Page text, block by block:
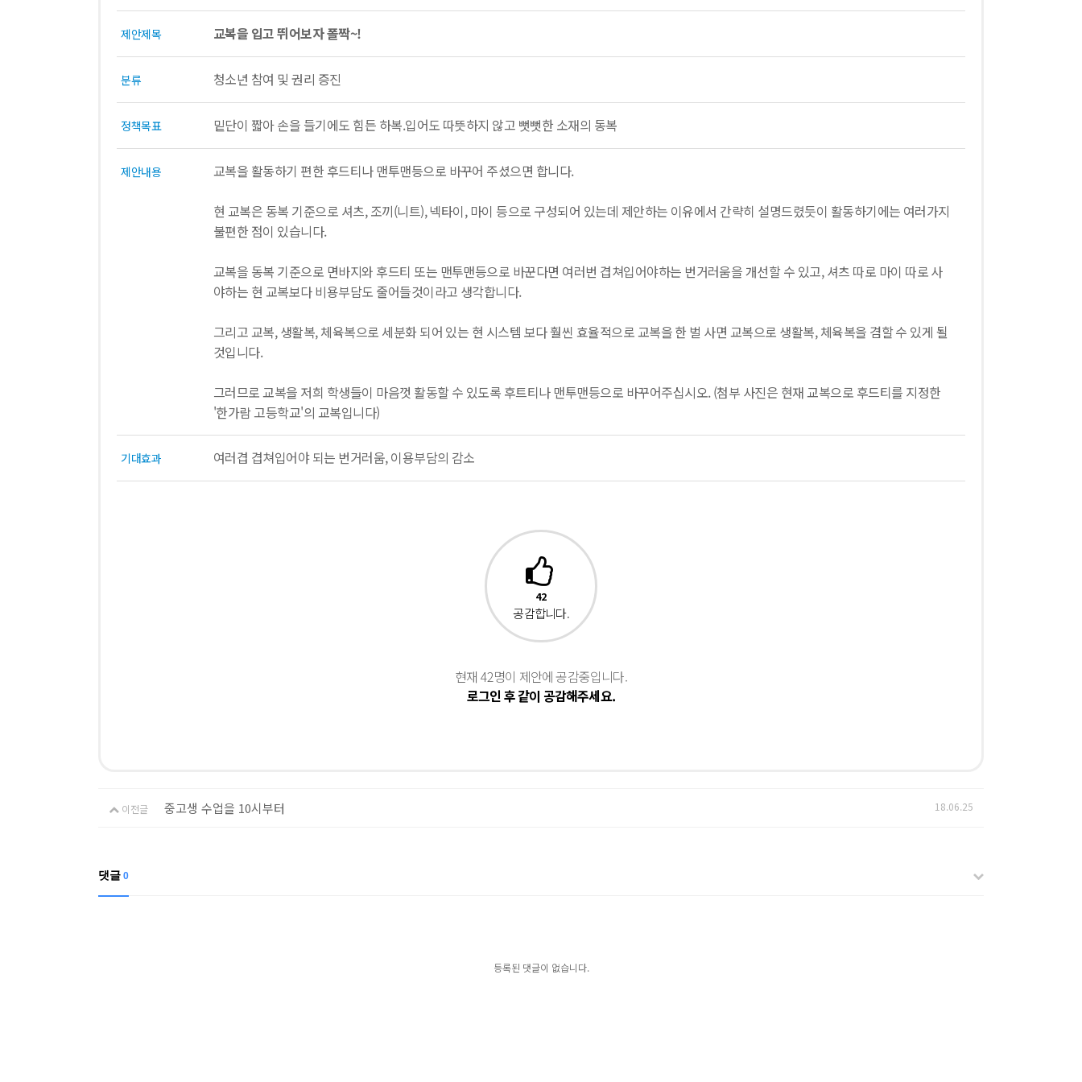
제안제목 교복을 입고 뛰어보자 폴짝~!
분류 청소년 참여 및 권리 증진
정책목표 밑단이 짧아 손을 들기에도 힘든 하복.입어도 따뜻하지 않고 뻣뻣한 소재의 동복
제안내용 교복을 활동하기 편한 후드티나 맨투맨등으로 바꾸어 주셨으면 합니다.
현 교복은 동복 기준으로 셔츠, 조끼(니트), 넥타이, 마이 등으로 구성되어 있는데 제안하는 이유에서 간략히 설명드렸듯이 활동하기에는 여러가지
불편한 점이 있습니다.
교복을 동복 기준으로 면바지와 후드티 또는 맨투맨등으로 바꾼다면 여러번 겹쳐입어야하는 번거러움을 개선할 수 있고, 셔츠 따로 마이 따로 사
야하는 현 교복보다 비용부담도 줄어들것이라고 생각합니다.
그리고 교복, 생활복, 체육복으로 세분화 되어 있는 현 시스템 보다 훨씬 효율적으로 교복을 한 벌 사면 교복으로 생활복, 체육복을 겸할 수 있게 될
것입니다.
그러므로 교복을 저희 학생들이 마음껏 활동할 수 있도록 후트티나 맨투맨등으로 바꾸어주십시오. (첨부 사진은 현재 교복으로 후드티를 지정한
'한가람 고등학교'의 교복입니다)
기대효과 여러겹 겹쳐입어야 되는 번거러움, 이용부담의 감소
42
공감합니다.
현재 42명이 제안에 공감중입니다.
로그인 후 같이 공감해주세요.
이전글 중고생 수업을 10시부터 18.06.25
댓글 0
등록된 댓글이 없습니다.